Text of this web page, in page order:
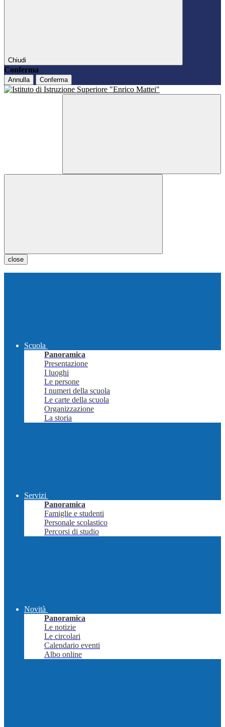
Chiudi
Conferma
Annulla Conferma
close
Scuola
Panoramica
Presentazione
I luoghi
Le persone
I numeri della scuola
Le carte della scuola
Organizzazione
La storia
Servizi
Panoramica
Famiglie e studenti
Personale scolastico
Percorsi di studio
Novità
Panoramica
Le notizie
Le circolari
Calendario eventi
Albo online